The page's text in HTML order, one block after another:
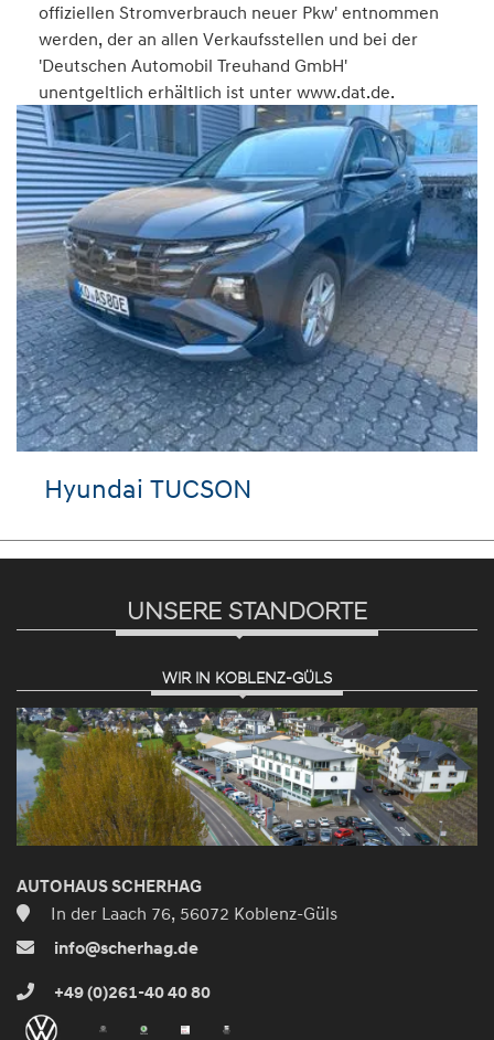
offiziellen Stromverbrauch neuer Pkw' entnommen
werden, der an allen Verkaufsstellen und bei der
'Deutschen Automobil Treuhand GmbH'
unentgeltlich erhältlich ist unter www.dat.de.
Hyundai TUCSON
UNSERE STANDORTE
WIR IN KOBLENZ-GÜLS
AUTOHAUS SCHERHAG
In der Laach 76, 56072 Koblenz-Güls
info@scherhag.de
+49 (0)261-40 40 80